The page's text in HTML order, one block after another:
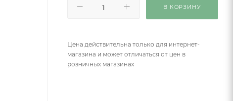
В КОРЗИНУ
Цена действительна только для интернет-
магазина и может отличаться от цен в
розничных магазинах